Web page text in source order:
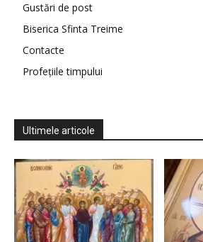
Gustări de post
Biserica Sfinta Treime
Contacte
Profețiile timpului
Ultimele articole